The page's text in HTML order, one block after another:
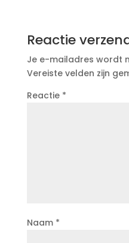
Reactie
Je e-mailadres wordt
Vereiste velden zijn
Reactie *
Naam *